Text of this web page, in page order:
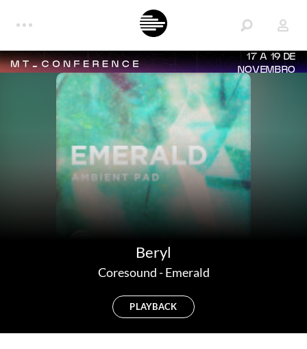
17 A 19 DE
NOVEMBRO
Beryl
Coresound-Emerald
PLAYBACK